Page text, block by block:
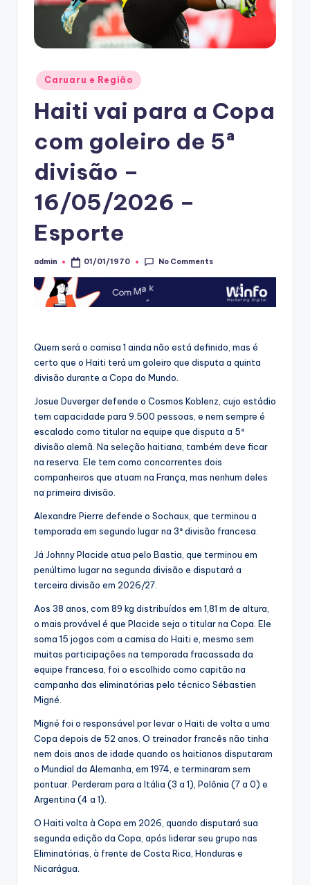
Posted
in
Caruaru e Região
Haiti vai para a Copa
com goleiro de 5ª
divisão –
16/05/2026 –
Esporte
Posted
admin 01/01/1970 No Comments
Quem será o camisa 1 ainda não está definido, mas é
certo que o Haiti terá um goleiro que disputa a quinta
divisão durante a Copa do Mundo.
Josue Duverger defende o Cosmos Koblenz, cujo estádio
tem capacidade para 9.500 pessoas, e nem sempre é
escalado como titular na equipe que disputa a 5ª
divisão alemã. Na seleção haitiana, também deve ficar
na reserva. Ele tem como concorrentes dois
companheiros que atuam na França, mas nenhum deles
na primeira divisão.
Alexandre Pierre defende o Sochaux, que terminou a
temporada em segundo lugar na 3ª divisão francesa.
Já Johnny Placide atua pelo Bastia, que terminou em
penúltimo lugar na segunda divisão e disputará a
terceira divisão em 2026/27.
Aos 38 anos, com 89 kg distribuídos em 1,81 m de altura,
o mais provável é que Placide seja o titular na Copa. Ele
soma 15 jogos com a camisa do Haiti e, mesmo sem
muitas participações na temporada fracassada da
equipe francesa, foi o escolhido como capitão na
campanha das eliminatórias pelo técnico Sébastien
Migné.
Migné foi o responsável por levar o Haiti de volta a uma
Copa depois de 52 anos. O treinador francês não tinha
nem dois anos de idade quando os haitianos disputaram
o Mundial da Alemanha, em 1974, e terminaram sem
pontuar. Perderam para a Itália (3 a 1), Polônia (7 a 0) e
Argentina (4 a 1).
O Haiti volta à Copa em 2026, quando disputará sua
segunda edição da Copa, após liderar seu grupo nas
Eliminatórias, à frente de Costa Rica, Honduras e
Nicarágua.